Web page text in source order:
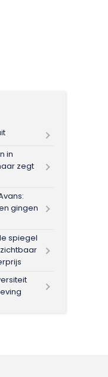
in
zegt
gingen
spiegel